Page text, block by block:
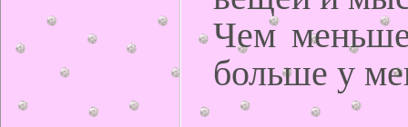
Чем
больше у